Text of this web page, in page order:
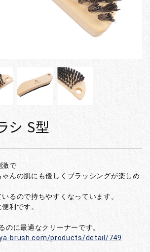
シ S型
激で
んの肌にも優しくブラッシングが楽しめ
るので持ちやすくなっています。
利です。
のに最適なクリーナーです。
brush.com/products/detail/749